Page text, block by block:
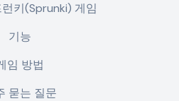
키(Sprunki) 게임
기능
임 방법
묻는 질문